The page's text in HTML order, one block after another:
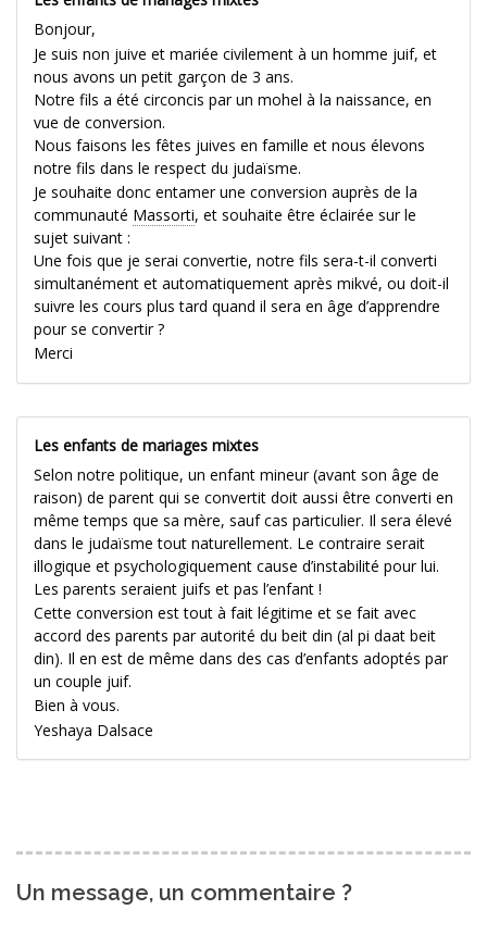
Bonjour,
Je suis non juive et mariée civilement à un homme juif, et
nous avons un petit garçon de 3 ans.
Notre fils a été circoncis par un mohel à la naissance, en
vue de conversion.
Nous faisons les fêtes juives en famille et nous élevons
notre fils dans le respect du judaïsme.
Je souhaite donc entamer une conversion auprès de la
communauté Massorti, et souhaite être éclairée sur le
sujet suivant :
Une fois que je serai convertie, notre fils sera-t-il converti
simultanément et automatiquement après mikvé, ou doit-il
suivre les cours plus tard quand il sera en âge d’apprendre
pour se convertir ?
Merci
Les enfants de mariages mixtes
Selon notre politique, un enfant mineur (avant son âge de
raison) de parent qui se convertit doit aussi être converti en
même temps que sa mère, sauf cas particulier. Il sera élevé
dans le judaïsme tout naturellement. Le contraire serait
illogique et psychologiquement cause d’instabilité pour lui.
Les parents seraient juifs et pas l’enfant !
Cette conversion est tout à fait légitime et se fait avec
accord des parents par autorité du beit din (al pi daat beit
din). Il en est de même dans des cas d’enfants adoptés par
un couple juif.
Bien à vous.
Yeshaya Dalsace
Un message, un commentaire ?